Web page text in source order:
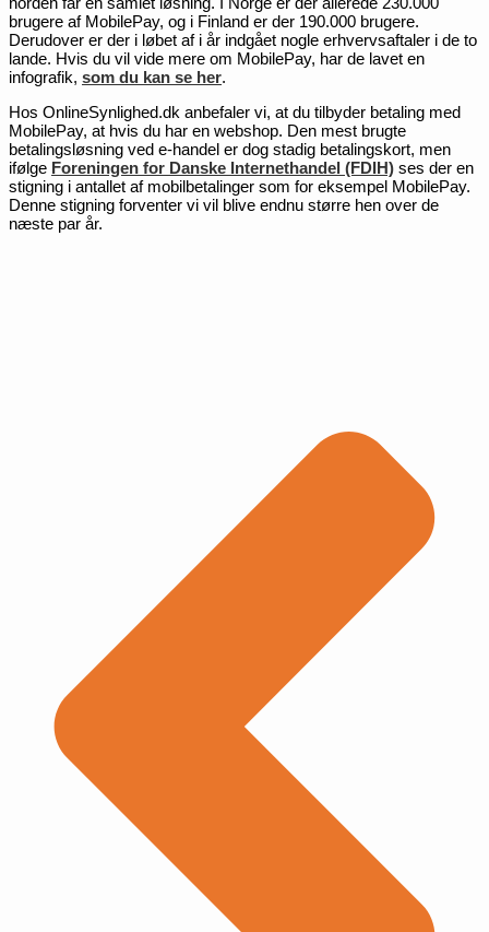
brugere af MobilePay, og i Finland er der 190.000 brugere.
Derudover er der i løbet af i år indgået nogle erhvervsaftaler i de to
lande. Hvis du vil vide mere om MobilePay, har de lavet en
infografik, som du kan se her.
Hos OnlineSynlighed.dk anbefaler vi, at du tilbyder betaling med
MobilePay, at hvis du har en webshop. Den mest brugte
betalingsløsning ved e-handel er dog stadig betalingskort, men
ifølge Foreningen for Danske Internethandel (FDIH) ses der en
stigning i antallet af mobilbetalinger som for eksempel MobilePay.
Denne stigning forventer vi vil blive endnu større hen over de
næste par år.